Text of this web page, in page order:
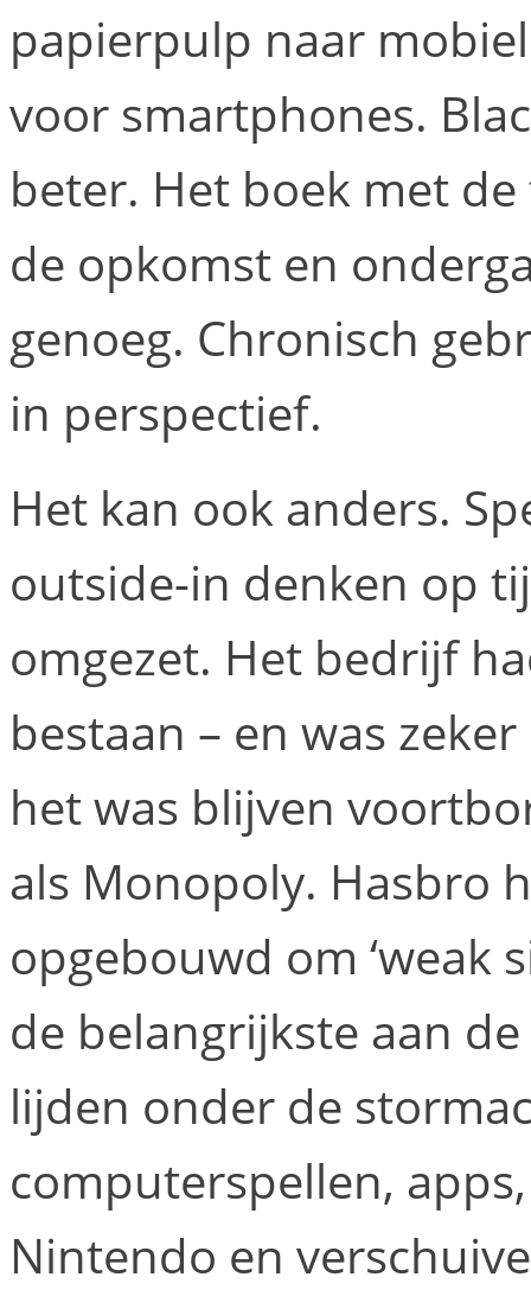
papierpulp naar
voor smartphones.
beter. Het boek met de
de opkomst en
genoeg. Chronisch
in perspectief.
Het kan ook anders.
outside-in denken op
omgezet. Het bedrijf
bestaan – en was
het was blijven
als Monopoly. Hasbro
opgebouwd om ‘weak
de belangrijkste aan
lijden onder de
computerspellen,
Nintendo en